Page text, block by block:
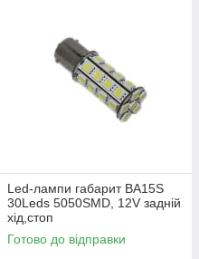
Led-лампи габарит BA15S
30Leds 5050SMD, 12V задній
хід,стоп
Готово до відправки